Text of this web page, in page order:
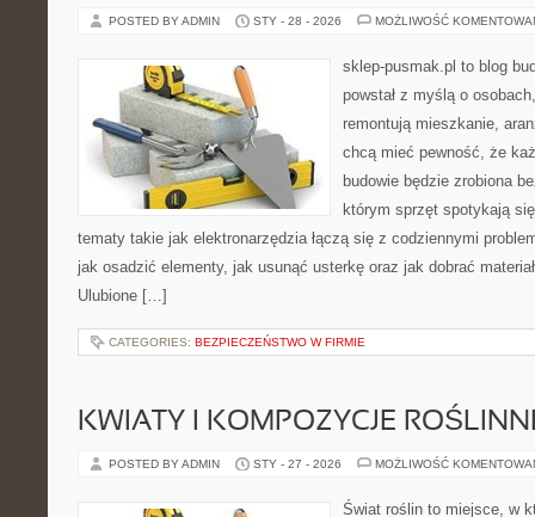
POSTED BY ADMIN STY - 28 - 2026 MOŻLIWOŚĆ
sklep-pusmak.pl to blog
powstał z myślą o
remontują mieszkanie,
chcą mieć pewność, że
budowie będzie zrobiona
którym sprzęt spotykają
tematy takie jak elektronarzędzia łączą się z codziennymi
jak osadzić elementy, jak usunąć usterkę oraz jak dobrać
Ulubione […]
CATEGORIES: BEZPIECZEŃSTWO W FIRMIE
KWIATY I KOMPOZYCJE
POSTED BY ADMIN STY - 27 - 2026 MOŻLIWOŚĆ
Świat roślin to miejsce, w